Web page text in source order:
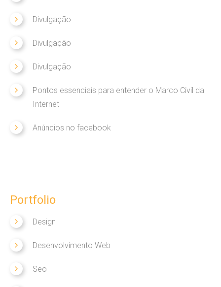
Divulgação
Divulgação
Divulgação
Pontos essenciais para entender o Marco Civil da
Internet
Anúncios no facebook
Portfolio
Design
Desenvolvimento Web
Seo